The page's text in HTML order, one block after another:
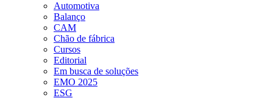
Automotiva
Balanço
CAM
Chão de fábrica
Cursos
Editorial
Em busca de soluções
EMO 2025
ESG